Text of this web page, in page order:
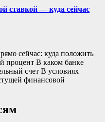
ставкой — куда сейчас
сейчас: куда положить
процент В каком банке
счет В условиях
финансовой